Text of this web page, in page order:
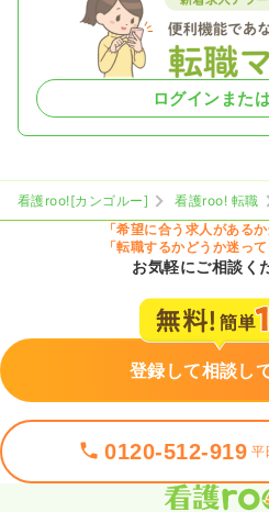
ログインまた
看護roo![カンゴルー] 看護roo! 転職
「希望に合う求人があるか
「転職するかどうか迷っ
お気軽にご相談く
登録して相談し
0120-512-919 平